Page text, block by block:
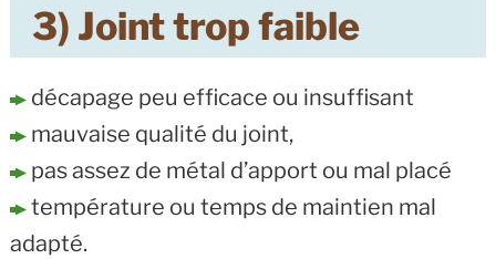
3) Joint trop faible
décapage peu efficace ou insuffisant
mauvaise qualité du joint,
pas assez de métal d’apport ou mal placé
température ou temps de maintien mal
adapté.